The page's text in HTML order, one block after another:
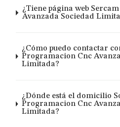
¿Tiene página web
Avanzada Sociedad
¿Cómo puedo contactar
Programacion Cnc
Limitada?
¿Dónde está el domicilio
Programacion Cnc
Limitada?